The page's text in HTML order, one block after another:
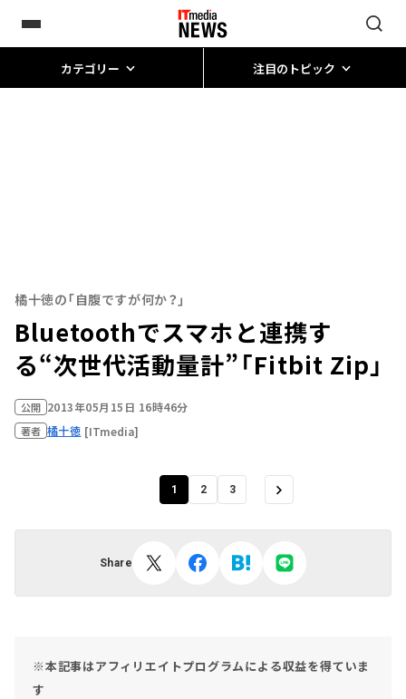
カテゴリー 注目のトピック
橘十徳の「自腹ですが何か？」
Bluetoothでスマホと連携す
る“次世代活動量計”「Fitbit Zip」
公開 2013年05月15日 16時46分
著者 橘十徳 [ITmedia]
1 2 3
Share
※本記事はアフィリエイトプログラムによる収益を得ていま
す